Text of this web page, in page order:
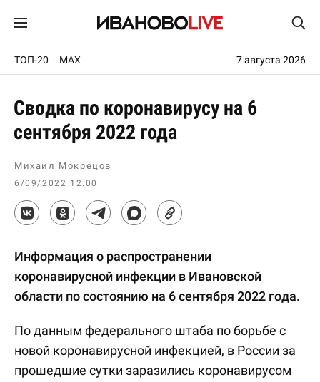
ТОП-20 MAX 7 августа 2026
Сводка по коронавирусу на 6
сентября 2022 года
Михаил Мокрецов
6/09/2022 12:00
Информация о распространении
коронавирусной инфекции в Ивановской
области по состоянию на 6 сентября 2022 года.
По данным федерального штаба по борьбе с
новой коронавирусной инфекцией, в России за
прошедшие сутки заразились коронавирусом